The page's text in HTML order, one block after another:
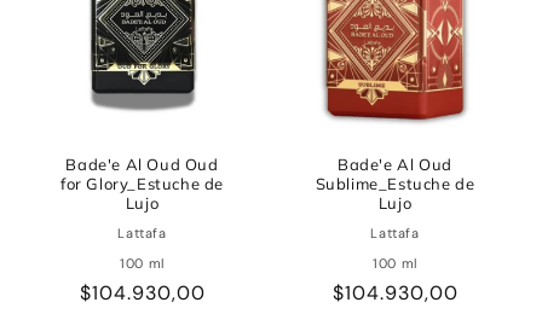
Bade'e Al Oud Oud
for Glory_Estuche de
Lujo
Lattafa
100 ml
Precio
$104.930,00
Bade'e Al Oud
Sublime_Estuche de
Lujo
Lattafa
100 ml
Precio
$104.930,00